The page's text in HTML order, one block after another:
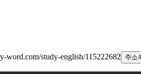
word.com/study-english/115222682
주소